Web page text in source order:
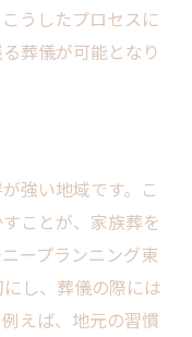
うしたプロセスに
葬儀が可能となり
強い地域です。こ
ことが、家族葬を
ープランニング東
し、葬儀の際には
えば、地元の習慣